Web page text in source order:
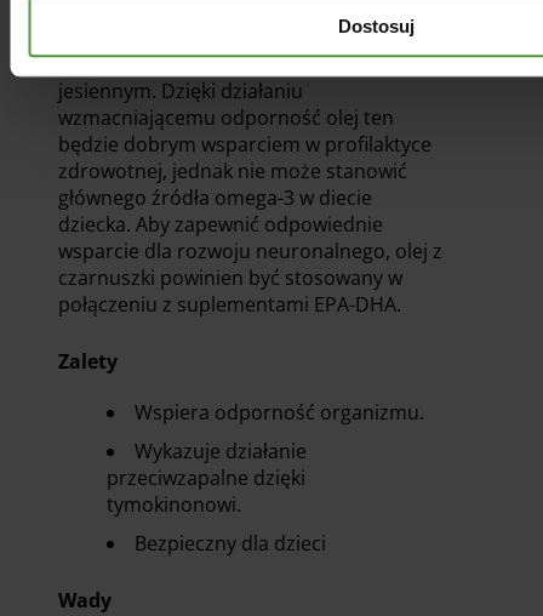
Dostosuj
szczególnie w okresach wzmożonego
ryzyka infekcji, np. w sezonie zimowo-
jesiennym. Dzięki działaniu
wzmacniającemu odporność olej ten
będzie dobrym wsparciem w profilaktyce
zdrowotnej, jednak nie może stanowić
głównego źródła omega-3 w diecie
dziecka. Aby zapewnić odpowiednie
wsparcie dla rozwoju neuronalnego, olej z
czarnuszki powinien być stosowany w
połączeniu z suplementami EPA-DHA.
Zalety
Wspiera odporność organizmu.
Wykazuje działanie
przeciwzapalne dzięki
tymokinonowi.
Bezpieczny dla dzieci
Wady